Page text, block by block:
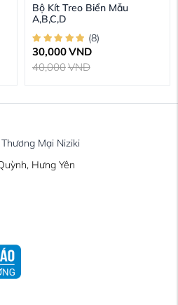
Bộ Kít Treo Biển Mẫu
A,B,C,D
(8)
30,000VND
40,000VND
Mại Niziki
Hưng Yên